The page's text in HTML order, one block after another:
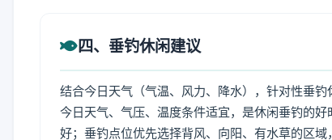
四、垂钓休闲建议
结合今日天气（气温、风力、降水），针对性垂钓
今日天气、气压、温度条件适宜，是休闲垂钓的
好；垂钓点位优先选择背风、向阳、有水草的区